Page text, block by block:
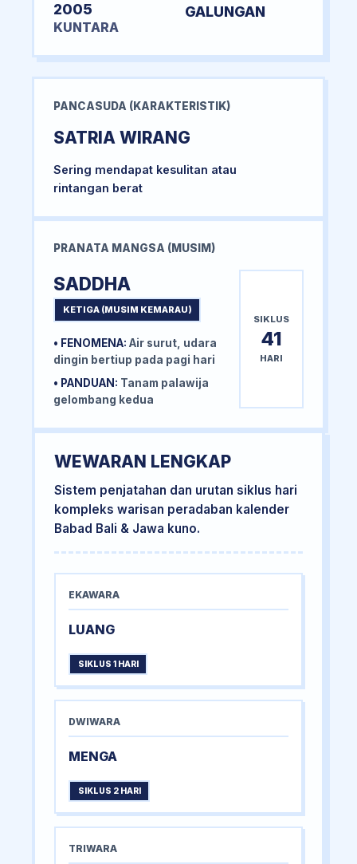
2005
KUNTARA
GALUNGAN
PANCASUDA (KARAKTERISTIK)
SATRIA WIRANG
Sering mendapat kesulitan atau
rintangan berat
PRANATA MANGSA (MUSIM)
SADDHA
KETIGA (MUSIM KEMARAU)
• FENOMENA: Air surut, udara
dingin bertiup pada pagi hari
• PANDUAN: Tanam palawija
gelombang kedua
SIKLUS
41
HARI
WEWARAN LENGKAP
Sistem penjatahan dan urutan siklus hari
kompleks warisan peradaban kalender
Babad Bali & Jawa kuno.
EKAWARA
LUANG
SIKLUS 1 HARI
DWIWARA
MENGA
SIKLUS 2 HARI
TRIWARA